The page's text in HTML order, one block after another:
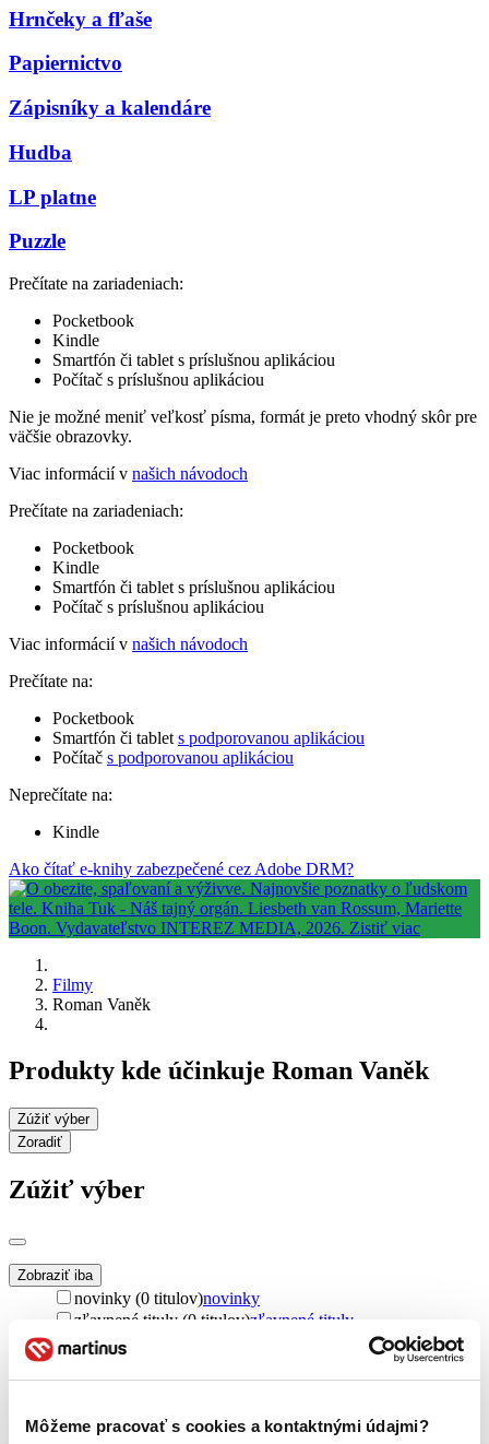
Môžeme pracovať s cookies a kontaktnými údajmi?
Hrnčeky a fľaše
Papiernictvo
Zápisníky a kalendáre
Hudba
LP platne
Puzzle
Prečítate na zariadeniach:
Pocketbook
Kindle
Smartfón či tablet s príslušnou aplikáciou
Počítač s príslušnou aplikáciou
Nie je možné meniť veľkosť písma, formát je preto vhodný skôr pre
väčšie obrazovky.
Viac informácií v našich návodoch
Prečítate na zariadeniach:
Pocketbook
Kindle
Smartfón či tablet s príslušnou aplikáciou
Počítač s príslušnou aplikáciou
Viac informácií v našich návodoch
Prečítate na:
Pocketbook
Smartfón či tablet s podporovanou aplikáciou
Počítač s podporovanou aplikáciou
Neprečítate na:
Kindle
Ako čítať e-knihy zabezpečené cez Adobe DRM?
Filmy
Roman Vaněk
Produkty kde účinkuje Roman Vaněk
Zúžiť výber
Zoradiť
Zúžiť výber
Zobraziť iba
novinky (0 titulov)novinky
zľavnené tituly (0 titulov)zľavnené tituly
Dostupnosť
na centrálnom sklade (0 titulov)na centrálnom sklade
pripravujeme (0 titulov)pripravujeme